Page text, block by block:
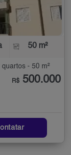
50 m²
- 50 m²
R$ 500.000